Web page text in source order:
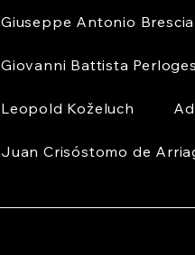
Giuseppe Antonio
Giovanni Battista
Leopold Koželuch
Juan Crisóstomo de